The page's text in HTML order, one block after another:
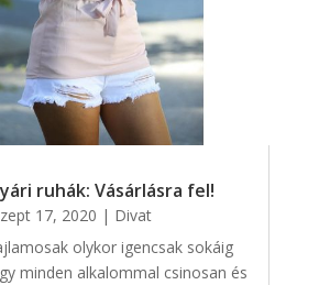
ruhák: Vásárlásra fel!
17, 2020 | Divat
olykor igencsak sokáig
minden alkalommal csinosan és